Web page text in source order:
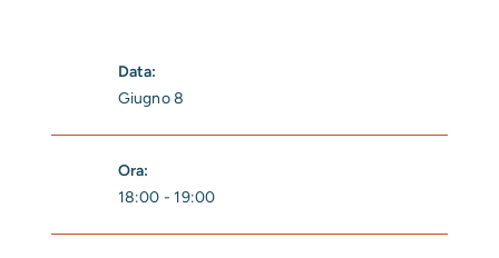
Data:
Giugno 8
Ora:
18:00 - 19:00